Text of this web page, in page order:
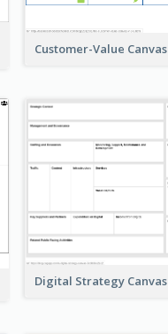
Customer-Value Canvas
Digital Strategy Canvas